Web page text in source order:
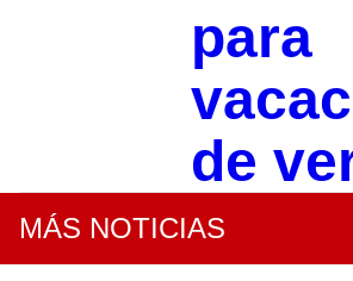
para
de
MÁS NOTICIAS